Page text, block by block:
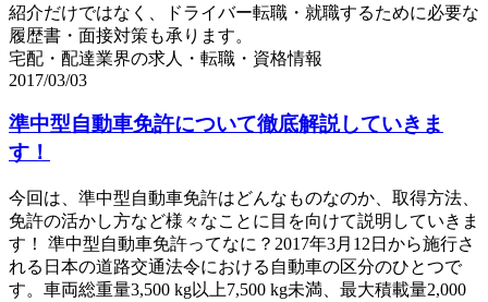
紹介だけではなく、ドライバー転職・就職するために必要な
履歴書・面接対策も承ります。
宅配・配達業界の求人・転職・資格情報
2017/03/03
準中型自動車免許について徹底解説していきま
す！
今回は、準中型自動車免許はどんなものなのか、取得方法、
免許の活かし方など様々なことに目を向けて説明していきま
す！ 準中型自動車免許ってなに？2017年3月12日から施行さ
れる日本の道路交通法令における自動車の区分のひとつで
す。車両総重量3,500 kg以上7,500 kg未満、最大積載量2,000